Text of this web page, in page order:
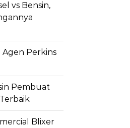
vs Bensin,
Perkins
Pembuat
Blixer